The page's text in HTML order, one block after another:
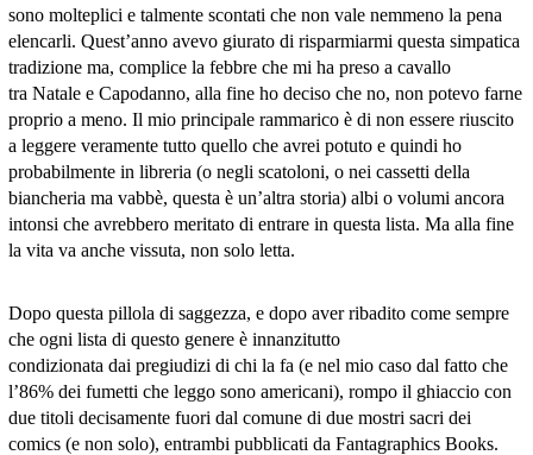
sono molteplici e talmente scontati che non vale nemmeno la pena
elencarli. Quest’anno avevo giurato di risparmiarmi questa simpatica
tradizione ma, complice la febbre che mi ha preso a cavallo
tra Natale e Capodanno, alla fine ho deciso che no, non potevo farne
proprio a meno. Il mio principale rammarico è di non essere riuscito
a leggere veramente tutto quello che avrei potuto e quindi ho
probabilmente in libreria (o negli scatoloni, o nei cassetti della
biancheria ma vabbè, questa è un’altra storia) albi o volumi ancora
intonsi che avrebbero meritato di entrare in questa lista. Ma alla fine
la vita va anche vissuta, non solo letta.
Dopo questa pillola di saggezza, e dopo aver ribadito come sempre
che ogni lista di questo genere è innanzitutto
condizionata dai pregiudizi di chi la fa (e nel mio caso dal fatto che
l’86% dei fumetti che leggo sono americani), rompo il ghiaccio con
due titoli decisamente fuori dal comune di due mostri sacri dei
comics (e non solo), entrambi pubblicati da Fantagraphics Books.